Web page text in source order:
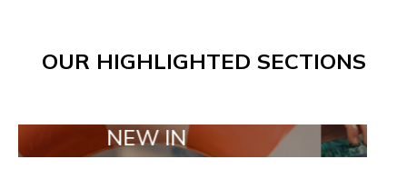
OUR HIGHLIGHTED SECTIONS
NEW IN TAILOR